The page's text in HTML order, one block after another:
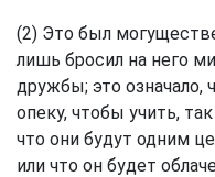
(2) Это был
лишь бросил на него
дружбы; это означало,
опеку, чтобы учить,
что они будут одним
или что он будет